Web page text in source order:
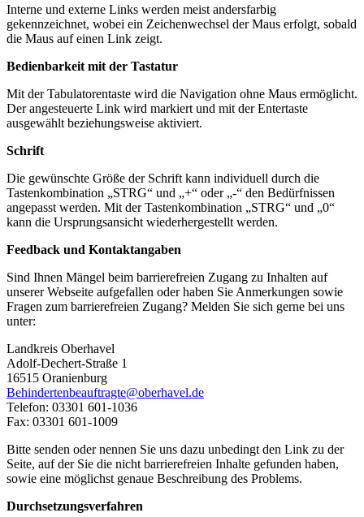
Interne und externe Links werden meist andersfarbig
gekennzeichnet, wobei ein Zeichenwechsel der Maus erfolgt, sobald
die Maus auf einen Link zeigt.
Bedienbarkeit mit der Tastatur
Mit der Tabulatorentaste wird die Navigation ohne Maus ermöglicht.
Der angesteuerte Link wird markiert und mit der Entertaste
ausgewählt beziehungsweise aktiviert.
Schrift
Die gewünschte Größe der Schrift kann individuell durch die
Tastenkombination „STRG“ und „+“ oder „-“ den Bedürfnissen
angepasst werden. Mit der Tastenkombination „STRG“ und „0“
kann die Ursprungsansicht wiederhergestellt werden.
Feedback und Kontaktangaben
Sind Ihnen Mängel beim barrierefreien Zugang zu Inhalten auf
unserer Webseite aufgefallen oder haben Sie Anmerkungen sowie
Fragen zum barrierefreien Zugang? Melden Sie sich gerne bei uns
unter:
Landkreis Oberhavel
Adolf-Dechert-Straße 1
16515 Oranienburg
Behindertenbeauftragte@oberhavel.de
Telefon: 03301 601-1036
Fax: 03301 601-1009
Bitte senden oder nennen Sie uns dazu unbedingt den Link zu der
Seite, auf der Sie die nicht barrierefreien Inhalte gefunden haben,
sowie eine möglichst genaue Beschreibung des Problems.
Durchsetzungsverfahren